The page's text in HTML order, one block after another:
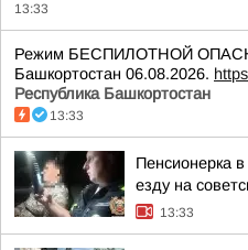
13:33
Режим БЕСПИЛОТНОЙ
Башкортостан 06.08.2026.
Республика Башкортостан
13:33
Пенсионерка
езду на
13:33